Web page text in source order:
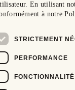
En utilisant
à notre
STRICTEMENT
PERFORMANCE
FONCTIONNALITÉ